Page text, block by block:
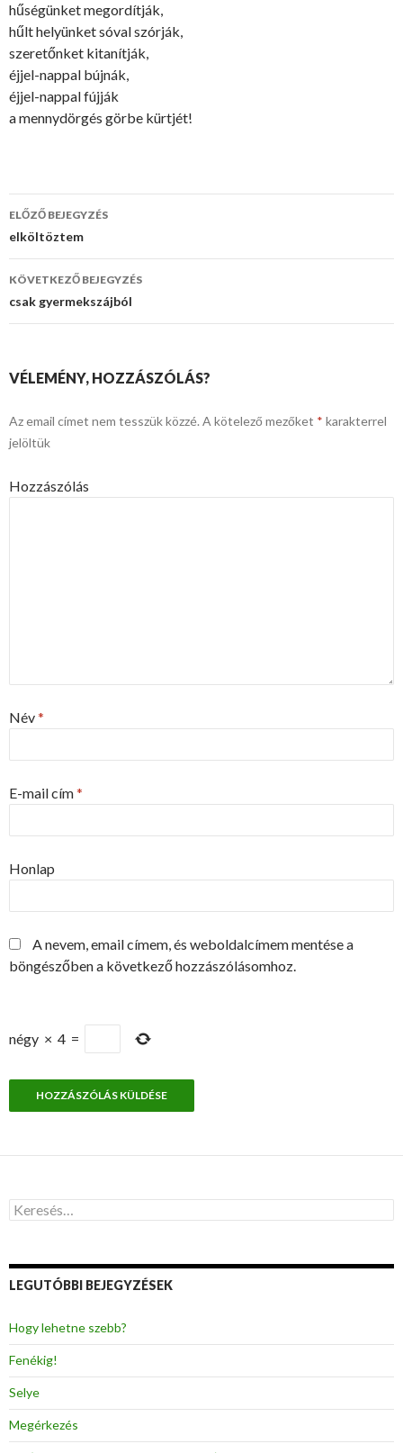
hűségünket megordítják,
hűlt helyünket sóval szórják,
szeretőnket kitanítják,
éjjel-nappal bújnák,
éjjel-nappal fújják
a mennydörgés görbe kürtjét!
Bejegyzés
navigáció
ELŐZŐ BEJEGYZÉS
elköltöztem
KÖVETKEZŐ BEJEGYZÉS
csak gyermekszájból
VÉLEMÉNY, HOZZÁSZÓLÁS?
Az email címet nem tesszük közzé. A kötelező mezőket * karakterrel
jelöltük
Hozzászólás
Név*
E-mail cím*
Honlap
A nevem, email címem, és weboldalcímem mentése a
böngészőben a következő hozzászólásomhoz.
négy × 4 =
K
e
s
é
:
LEGUTÓBBI BEJEGYZÉSEK
Hogy lehetne szebb?
Fenékig!
Selye
Megérkezés